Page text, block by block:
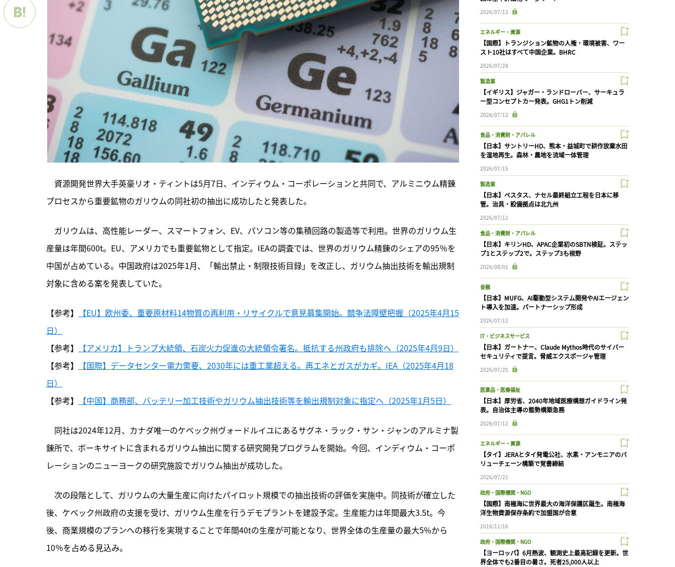
資源開発世界大手英豪リオ・ティントは5月7日、インディウム・コーポレーションと共同で、アルミニウム精錬
プロセスから重要鉱物のガリウムの同社初の抽出に成功したと発表した。
ガリウムは、高性能レーダー、スマートフォン、EV、パソコン等の集積回路の製造等で利用。世界のガリウム生
産量は年間600t。EU、アメリカでも重要鉱物として指定。IEAの調査では、世界のガリウム精錬のシェアの95％を
中国が占めている。中国政府は2025年1月、「輸出禁止・制限技術目録」を改正し、ガリウム抽出技術を輸出規制
対象に含める案を発表していた。
【参考】
【EU】欧州委、重要原材料14物質の再利用・リサイクルで意見募集開始。競争法障壁把握（2025年4月15
日）
【参考】
【アメリカ】トランプ大統領、石炭火力促進の大統領令署名。抵抗する州政府も排除へ（2025年4月9日）
【参考】
【国際】データセンター電力需要、2030年には重工業超える。再エネとガスがカギ。IEA（2025年4月18
日）
【参考】
【中国】商務部、バッテリー加工技術やガリウム抽出技術等を輸出規制対象に指定へ（2025年1月5日）
同社は2024年12月、カナダ唯一のケベック州ヴォードルイユにあるサグネ・ラック・サン・ジャンのアルミナ製
錬所で、ボーキサイトに含まれるガリウム抽出に関する研究開発プログラムを開始。今回、インディウム・コーポ
レーションのニューヨークの研究施設でガリウム抽出が成功した。
次の段階として、ガリウムの大量生産に向けたパイロット規模での抽出技術の評価を実施中。同技術が確立した
後、ケベック州政府の支援を受け、ガリウム生産を行うデモプラントを建設予定。生産能力は年間最大3.5t。今
後、商業規模のプランへの移行を実現することで年間40tの生産が可能となり、世界全体の生産量の最大5%から
10％を占める見込み。
2026/07/13
エネルギー・資源
【国際】トランジション鉱物の人権・環境被害、ワー
スト10社はすべて中国企業。BHRC
2026/07/28
製造業
【イギリス】ジャガー・ランドローバー、サーキュラ
ー型コンセプトカー発表。GHG1トン削減
2026/07/12
食品・消費財・アパレル
【日本】サントリーHD、熊本・益城町で耕作放棄水田
を湿地再生。森林・農地を流域一体管理
2026/07/15
製造業
【日本】ベスタス、ナセル最終組立工程を日本に移
管。治具・設備拠点は北九州
2026/07/12
食品・消費財・アパレル
【日本】キリンHD、APAC企業初のSBTN検証。ステッ
プ1とステップ2で。ステップ3も視野
2026/08/01
金融
【日本】MUFG、AI駆動型システム開発やAIエージェン
ト導入を加速。パートナーシップ形成
2026/07/12
IT・ビジネスサービス
【日本】ガートナー、Claude Mythos時代のサイバー
セキュリティで提言。脅威エクスポージャ管理
2026/07/25
医薬品・医療福祉
【日本】厚労省、2040年地域医療構想ガイドライン発
表。自治体主導の態勢構築急務
2026/07/12
エネルギー・資源
【タイ】JERAとタイ発電公社、水素・アンモニアのバ
リューチェーン構築で覚書締結
2026/07/21
政府・国際機関・NGO
【国際】南極海に世界最大の海洋保護区誕生。南極海
洋生物資源保存条約で加盟国が合意
2016/11/16
政府・国際機関・NGO
【ヨーロッパ】6月熱波、観測史上最高記録を更新。世
界全体でも2番目の暑さ。死者25,000人以上